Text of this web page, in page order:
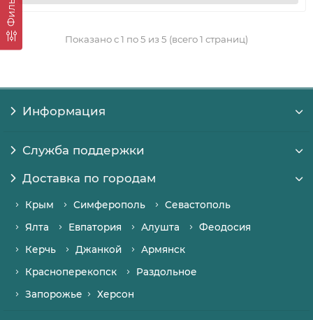
Показано с 1 по 5 из 5 (всего 1 страниц)
Информация
Служба поддержки
Доставка по городам
Крым Симферополь
Севастополь
Ялта
Евпатория Алушта
Феодосия
Керчь
Джанкой
Армянск
Красноперекопск
Раздольное
Запорожье
Херсон